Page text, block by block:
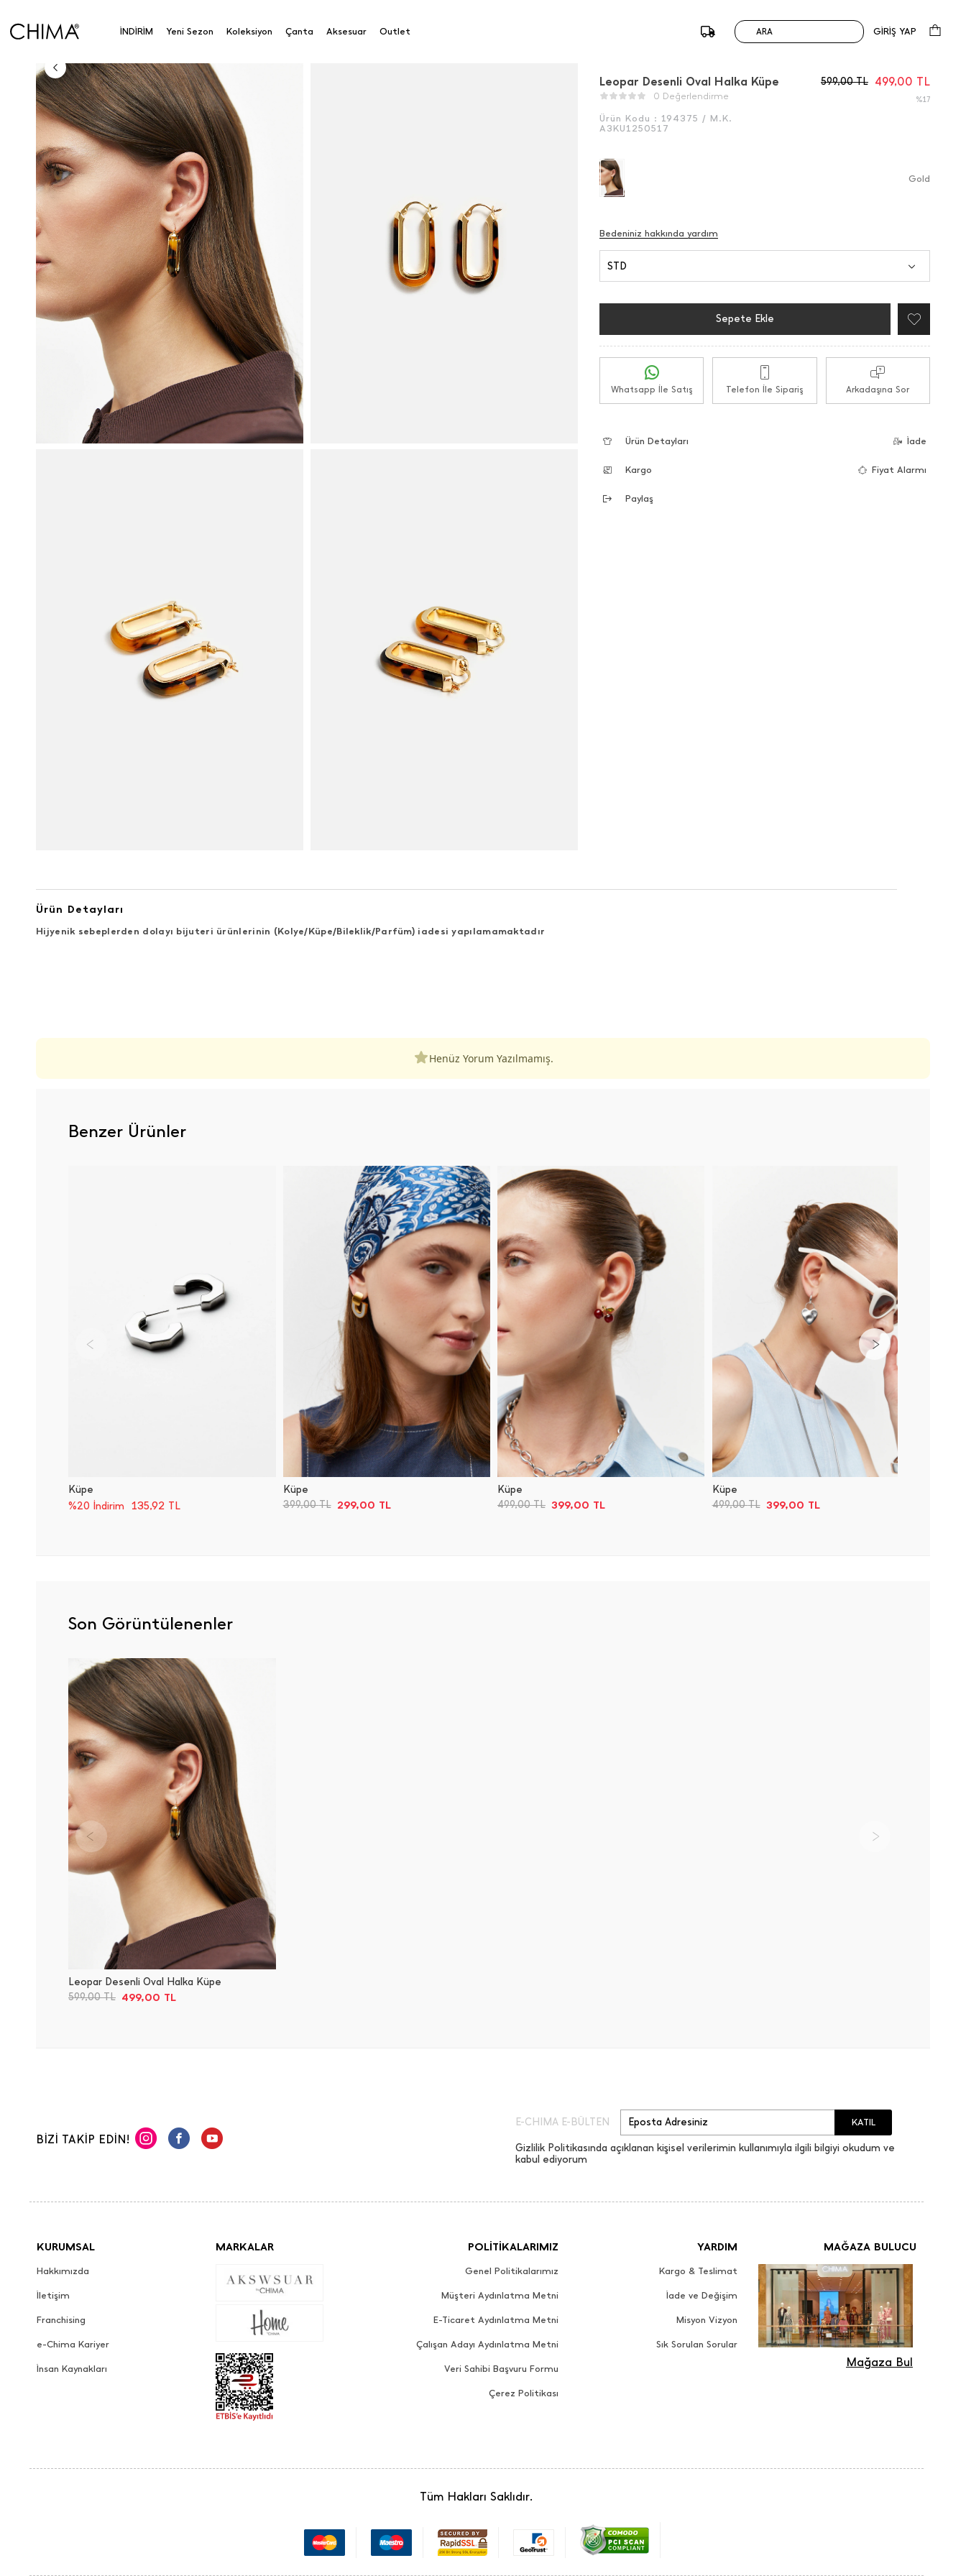
İNDİRİM Yeni Sezon Koleksiyon Çanta Aksesuar Outlet ARA GİRİŞ YAP
Anasayfa
Leopar Desenli Oval Halka Küpe
0 Değerlendirme
Ürün Kodu : 194375 / M.K.
A3KU1250517
599,00TL 499,00 TL
%17
Gold
Bedeniniz hakkında yardım
STD
Sepete Ekle
Whatsapp İle Satış Telefon İle Sipariş Arkadaşına Sor
Ürün Detayları İade
Kargo Fiyat Alarmı
Paylaş
Ürün Detayları
Hijyenik sebeplerden dolayı bijuteri ürünlerinin (Kolye/Küpe/Bileklik/Parfüm) iadesi yapılamamaktadır
Henüz Yorum Yazılmamış.
Benzer Ürünler
Küpe
%20 İndirim
135,92 TL
Küpe
399,00TL 299,00 TL
Küpe
499,00TL 399,00 TL
Küpe
499,00TL 399,00 TL
Son Görüntülenenler
Leopar Desenli Oval Halka Küpe
599,00TL 499,00 TL
BİZİ TAKİP EDİN!
E-CHIMA E-BÜLTEN KATIL
Gizlilik Politikasında açıklanan kişisel verilerimin kullanımıyla ilgili bilgiyi okudum ve
kabul ediyorum
KURUMSAL
Hakkımızda
İletişim
Franchising
e-Chima Kariyer
İnsan Kaynakları
MARKALAR POLİTİKALARIMIZ
Genel Politikalarımız
Müşteri Aydınlatma Metni
E-Ticaret Aydınlatma Metni
Çalışan Adayı Aydınlatma Metni
Veri Sahibi Başvuru Formu
Çerez Politikası
YARDIM
Kargo & Teslimat
İade ve Değişim
Misyon Vizyon
Sık Sorulan Sorular
MAĞAZA BULUCU
Mağaza Bul
Tüm Hakları Saklıdır.